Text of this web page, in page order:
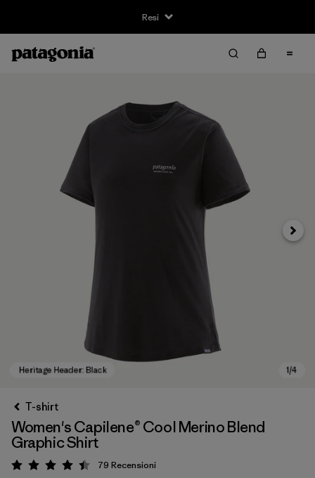
Resi
Avanti
T-shirt
Women's Capilene® Cool Merino Blend
Graphic Shirt
Valutazione: 4.4 / 5
79 Recensioni